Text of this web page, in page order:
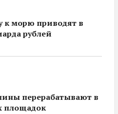
к морю приводят в
рублей
перерабатывают в
площадок